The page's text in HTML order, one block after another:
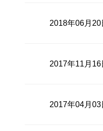
2018年06月20
2017年11月16
2017年04月03